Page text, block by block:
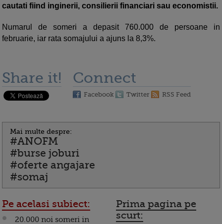
cautati fiind inginerii, consilierii financiari sau economistii.
Numarul de someri a depasit 760.000 de persoane in
februarie, iar rata somajului a ajuns la 8,3%.
Share it! Connect
Facebook Twitter RSS Feed
Mai multe despre:
#ANOFM
#burse joburi
#oferte angajare
#somaj
Pe acelasi subiect:
20.000 noi someri in
Prima pagina pe
scurt: